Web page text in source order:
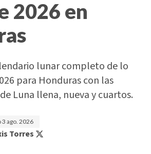
2026 en
lunar completo de lo
para Honduras con las
Luna llena, nueva y cuartos.
3 ago. 2026
Torres